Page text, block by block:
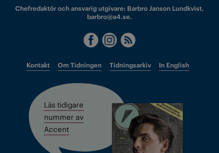
Chefredaktör och ansvarig utgivare: Barbro Janson Lundkvist,
barbro@a4.se.
Kontakt Om Tidningen Tidningsarkiv In English
Läs tidigare
nummer av
Accent